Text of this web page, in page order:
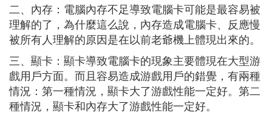
二、內存：電腦內存不足導致電腦卡可能是最容易被
理解的了，為什麼這么說，內存造成電腦卡、反應慢
被所有人理解的原因是在以前老爺機上體現出來的。
三、顯卡：顯卡導致電腦卡的現象主要體現在大型游
戲用戶方面。而且容易造成游戲用戶的錯覺，有兩種
情況：第一種情況，顯卡大了游戲性能一定好。第二
種情況，顯卡和內存大了游戲性能一定好。